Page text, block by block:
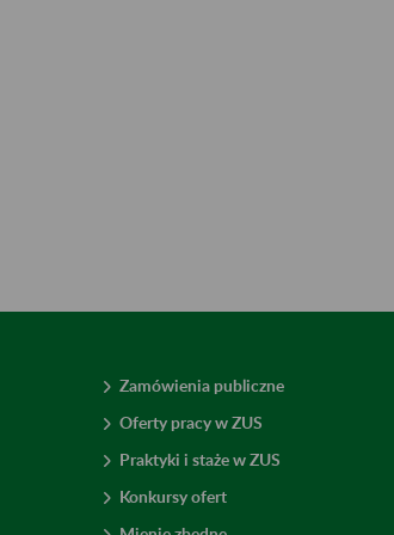
Zamówienia publiczne
Oferty pracy w ZUS
Praktyki i staże w ZUS
Konkursy ofert